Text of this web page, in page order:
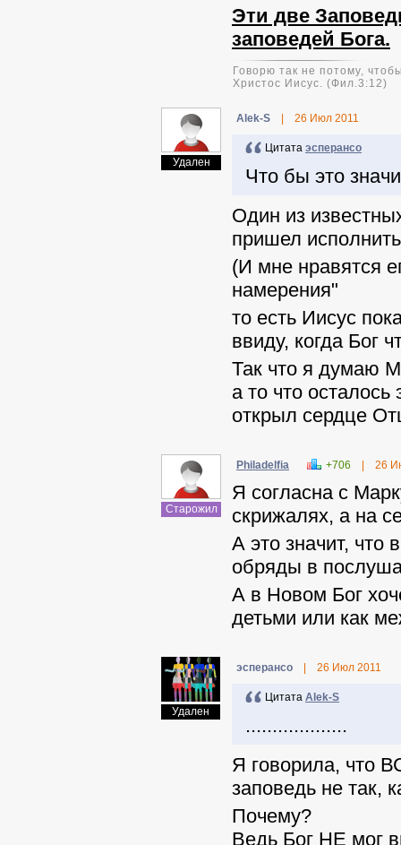
Эти две
заповедей Бога.
Говорю так не потому,
Христос Иисус. (Фил.3:12)
Удален
Alek-S 26 Июл 2011
Цитата эсперансо
Что бы это
Один из
пришел
(И мне нравятся
намерения"
то есть Иисус
ввиду, когда Бог
Так что я думаю
а то что
открыл сердце
Старожил
Philadelfia +706 26
Я согласна с
скрижалях, а на
А это значит, что
обряды в
А в Новом Бог
детьми или как
Удален
эсперансо 26 Июл 2011
Цитата Alek-S
...................
Я говорила, что
заповедь не так,
Почему?
Ведь Бог НЕ мог